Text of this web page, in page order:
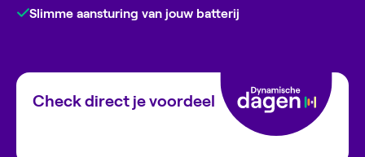
Slimme aansturing van jouw batterij
Check direct je voordeel